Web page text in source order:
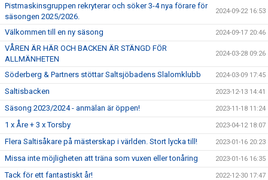
Pistmaskinsgruppen rekryterar och söker 3-4 nya förare för
säsongen 2025/2026.
2024-09-22 16:53
Välkommen till en ny säsong 2024-09-17 20:46
VÅREN ÄR HÄR OCH BACKEN ÄR STÄNGD FÖR
ALLMÄNHETEN
2024-03-28 09:26
Söderberg & Partners stöttar Saltsjöbadens Slalomklubb 2024-03-09 17:45
Saltisbacken 2023-12-13 14:41
Säsong 2023/2024 - anmälan är öppen! 2023-11-18 11:24
1 x Åre + 3 x Torsby 2023-04-12 18:07
Flera Saltisåkare på mästerskap i världen. Stort lycka till! 2023-01-16 20:23
Missa inte möjligheten att träna som vuxen eller tonåring 2023-01-16 16:35
Tack för ett fantastiskt år! 2022-12-30 17:47